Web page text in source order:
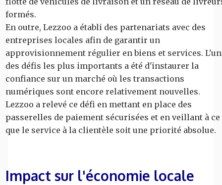
formés.
En outre, Lezzoo a établi des partenariats avec des
entreprises locales afin de garantir un
approvisionnement régulier en biens et services. L'un
des défis les plus importants a été d'instaurer la
confiance sur un marché où les transactions
numériques sont encore relativement nouvelles.
Lezzoo a relevé ce défi en mettant en place des
passerelles de paiement sécurisées et en veillant à ce
que le service à la clientèle soit une priorité absolue.
Impact sur l'économie locale